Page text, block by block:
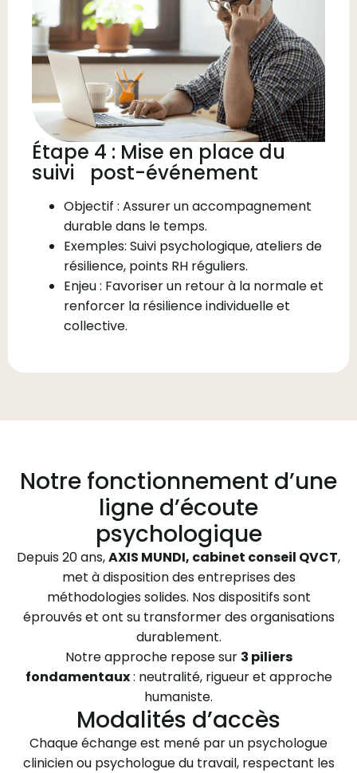
Étape 4 : Mise en place du
suivi post-événement
Objectif : Assurer un accompagnement
durable dans le temps.
Exemples: Suivi psychologique, ateliers de
résilience, points RH réguliers.
Enjeu : Favoriser un retour à la normale et
renforcer la résilience individuelle et
collective.
Notre fonctionnement d’une
ligne d’écoute
psychologique
Depuis 20 ans,AXIS MUNDI, cabinet conseil QVCT,
met à disposition des entreprises des
méthodologies solides. Nos dispositifs sont
éprouvés et ont su transformer des organisations
durablement.
Notre approche repose sur 3 piliers
fondamentaux: neutralité, rigueur et approche
humaniste.
Modalités d’accès
Chaque échange est mené par un psychologue
clinicien ou psychologue du travail, respectant les